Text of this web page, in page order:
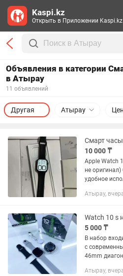
Объявления в категории
в Атырау
11 объявлений
Атырау
Другая
Смарт часы
10 000 ₸
Apple Watch
не оригинал) Стильный дизайн и
удобное
Внешний вид
Атырау,
Watch 10 s
5 000 ₸
В набор входит: • Смарт-часы
с
46mm диагоналей •
часов для
Атырау,
Kaspi.kz
Открыть в Приложении Kaspi.kz